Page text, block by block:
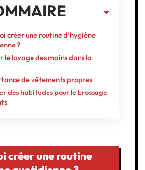
créer une routine d’hygiène
?
le lavage des mains dans la
de vêtements propres
des habitudes pour le brossage
créer une routine